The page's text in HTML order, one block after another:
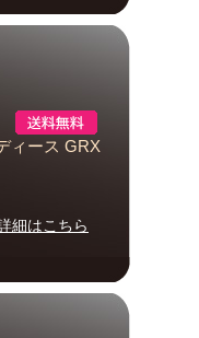
ィース GRX
細はこちら